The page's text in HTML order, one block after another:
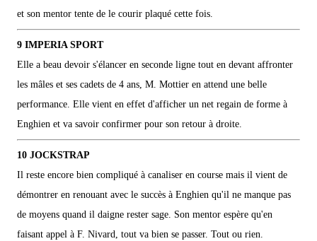
et son mentor tente de le courir plaqué cette fois.
9 IMPERIA SPORT
Elle a beau devoir s'élancer en seconde ligne tout en devant affronter
les mâles et ses cadets de 4 ans, M. Mottier en attend une belle
performance. Elle vient en effet d'afficher un net regain de forme à
Enghien et va savoir confirmer pour son retour à droite.
10 JOCKSTRAP
Il reste encore bien compliqué à canaliser en course mais il vient de
démontrer en renouant avec le succès à Enghien qu'il ne manque pas
de moyens quand il daigne rester sage. Son mentor espère qu'en
faisant appel à F. Nivard, tout va bien se passer. Tout ou rien.